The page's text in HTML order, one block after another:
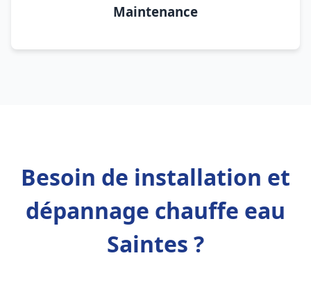
Maintenance
Besoin de installation et
dépannage chauffe eau
Saintes ?